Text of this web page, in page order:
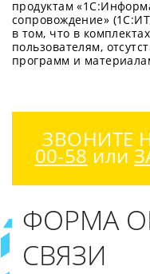
продуктам
сопровождение»
в том, что в
пользователям,
программ и
ЗВОНИТЕ
00-58 или
ФОРМА
СВЯЗИ